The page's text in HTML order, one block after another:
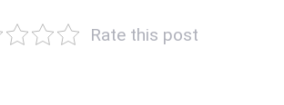
Rate this post